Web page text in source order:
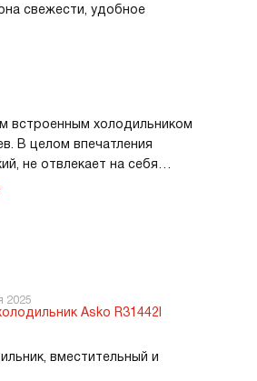
свежести, удобное
встроенным холодильником
В целом впечатления
не отвлекает на себя
гостиной кухне, и равномерно
глаз. Зона свежести
хранить овощи и
живет прямо заметно
Управление понятное,
реагируют быстро. Дизайн
«door on door». Минусов
холодильник справляется с
2025
Asko R31442I
вместительный и